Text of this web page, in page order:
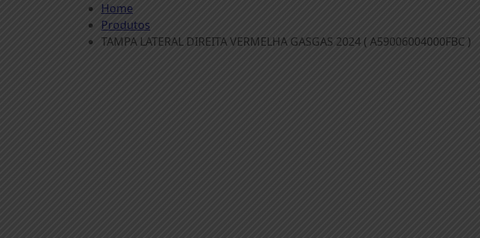
Home
Produtos
TAMPA LATERAL DIREITA VERMELHA GASGAS 2024 ( A59006004000FBC )